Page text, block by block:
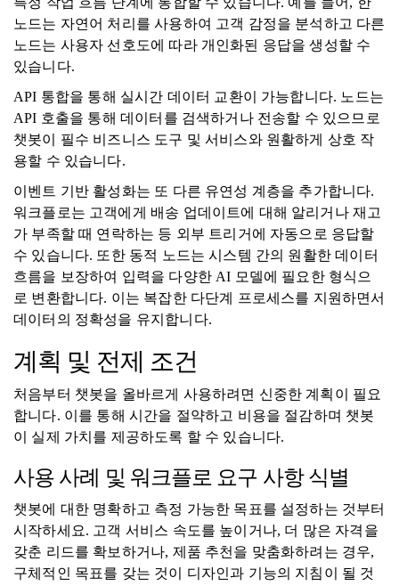
노드는 자연어 처리를 사용하여 고객 감정을 분석하고 다른
노드는 사용자 선호도에 따라 개인화된 응답을 생성할 수
있습니다.
API 통합을 통해 실시간 데이터 교환이 가능합니다. 노드는
API 호출을 통해 데이터를 검색하거나 전송할 수 있으므로
챗봇이 필수 비즈니스 도구 및 서비스와 원활하게 상호 작
용할 수 있습니다.
이벤트 기반 활성화는 또 다른 유연성 계층을 추가합니다.
워크플로는 고객에게 배송 업데이트에 대해 알리거나 재고
가 부족할 때 연락하는 등 외부 트리거에 자동으로 응답할
수 있습니다. 또한 동적 노드는 시스템 간의 원활한 데이터
흐름을 보장하여 입력을 다양한 AI 모델에 필요한 형식으
로 변환합니다. 이는 복잡한 다단계 프로세스를 지원하면서
데이터의 정확성을 유지합니다.
계획 및 전제 조건
처음부터 챗봇을 올바르게 사용하려면 신중한 계획이 필요
합니다. 이를 통해 시간을 절약하고 비용을 절감하며 챗봇
이 실제 가치를 제공하도록 할 수 있습니다.
사용 사례 및 워크플로 요구 사항 식별
챗봇에 대한 명확하고 측정 가능한 목표를 설정하는 것부터
시작하세요. 고객 서비스 속도를 높이거나, 더 많은 자격을
갖춘 리드를 확보하거나, 제품 추천을 맞춤화하려는 경우,
구체적인 목표를 갖는 것이 디자인과 기능의 지침이 될 것